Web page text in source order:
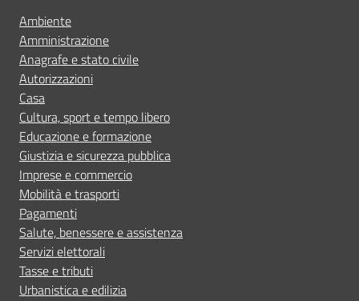
Ambiente
Amministrazione
Anagrafe e stato civile
Autorizzazioni
Casa
Cultura, sport e tempo libero
Educazione e formazione
Giustizia e sicurezza pubblica
Imprese e commercio
Mobilità e trasporti
Pagamenti
Salute, benessere e assistenza
Servizi elettorali
Tasse e tributi
Urbanistica e edilizia